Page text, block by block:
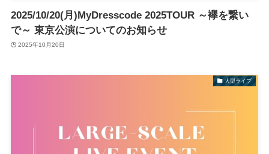
2025/10/20(月)MyDresscode 2025TOUR ～襷を繋い
で～ 東京公演についてのお知らせ
2025年10月20日
大型ライブ